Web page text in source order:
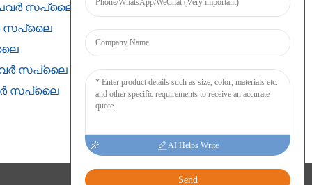
പവർ സപ്ലൈ
സപ്ലൈ
പവർ സപ്ലൈ
സപ്ലൈ
AI Helps Write
Send